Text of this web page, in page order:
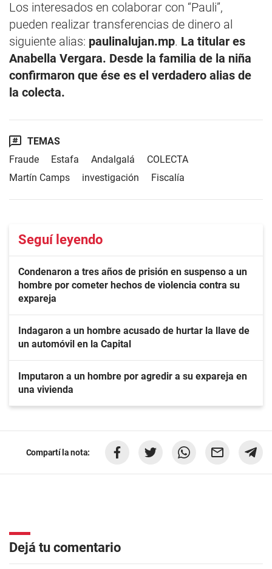
Los interesados en colaborar con “Pauli”,
pueden realizar transferencias de dinero al
siguiente alias: paulinalujan.mp. La titular es
Anabella Vergara. Desde la familia de la niña
confirmaron que ése es el verdadero alias de
la colecta.
TEMAS
Fraude
Estafa Andalgalá
COLECTA
Martín Camps
investigación Fiscalía
Seguí leyendo
Condenaron a tres años de prisión en suspenso a un
hombre por cometer hechos de violencia contra su
expareja
Indagaron a un hombre acusado de hurtar la llave de
un automóvil en la Capital
Imputaron a un hombre por agredir a su expareja en
una vivienda
Compartí la nota:
Dejá tu comentario